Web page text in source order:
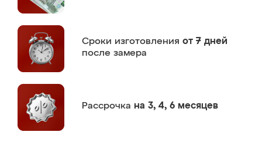
Сроки изготовления от 7 дней
после замера
Рассрочка на 3, 4, 6 месяцев